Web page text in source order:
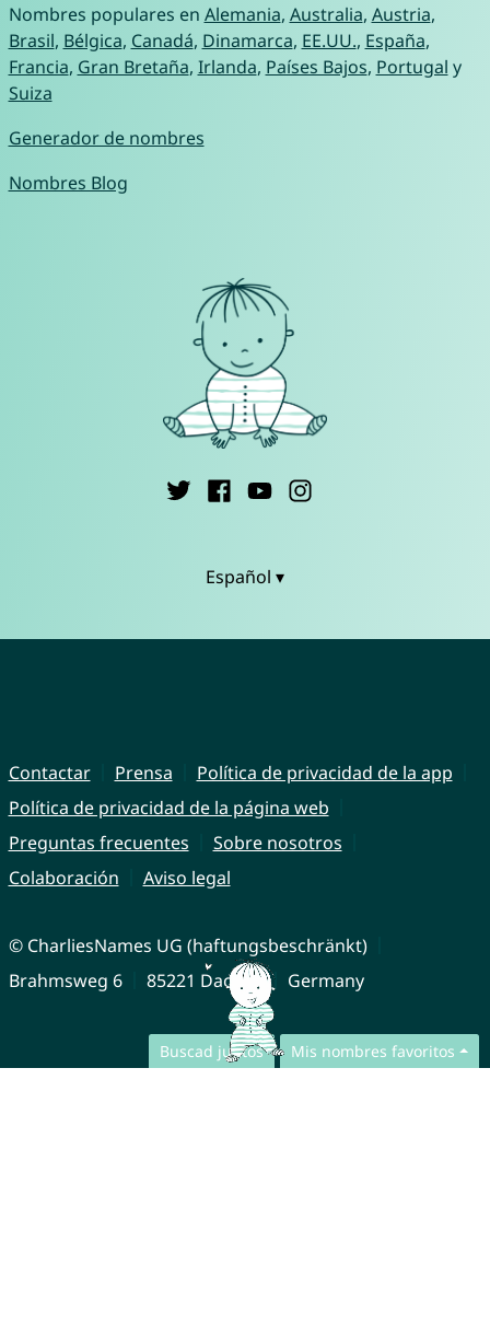
Buscad juntos Mis nombres favoritos
Nombres populares en Alemania, Australia, Austria,
Brasil, Bélgica, Canadá, Dinamarca, EE.UU., España,
Francia, Gran Bretaña, Irlanda, Países Bajos, Portugal y
Suiza
Generador de nombres
Nombres Blog
Español ▾
Contactar Prensa
Política de privacidad de la app
Política de privacidad de la página web
Preguntas frecuentes
Sobre nosotros
Colaboración
Aviso legal
© CharliesNames UG (haftungsbeschränkt)
Brahmsweg 6
85221 Dachau Germany